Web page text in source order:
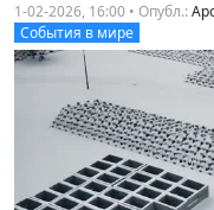
1-02-2026, 16:00 • Опубл.:
События в мире